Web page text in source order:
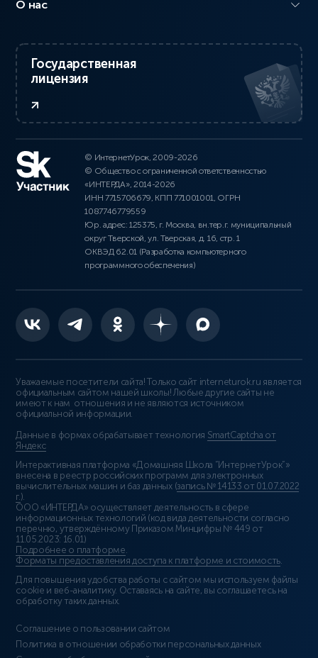
О нас
Государственная
лицензия
© ИнтернетУрок, 2009-2026
© Общество с ограниченной ответственностью
«ИНТЕРДА», 2014-2026
ИНН 7715706679, КПП 771001001, ОГРН
1087746779559
Юр. адрес: 125375, г. Москва, вн.тер.г. муниципальный
округ Тверской, ул. Тверская, д. 16, стр. 1
ОКВЭД 62.01 (Разработка компьютерного
программного обеспечения)
Уважаемые посетители сайта! Только сайт interneturok.ru является
официальным сайтом нашей школы! Любые другие сайты не
имеют к нам отношения и не являются источником
официальной информации.
Данные в формах обрабатывает технология SmartCaptcha от
Яндекс
Интерактивная платформа «Домашняя Школа “ИнтернетУрок”»
внесена в реестр российских программ для электронных
вычислительных машин и баз данных (запись № 14133 от 01.07.2022
г.).
ООО «ИНТЕРДА» осуществляет деятельность в сфере
информационных технологий (код вида деятельности согласно
перечню, утверждённому Приказом Минцифры № 449 от
11.05.2023: 16.01)
Подробнее о платформе.
Форматы предоставления доступа к платформе и стоимость.
Для повышения удобства работы с сайтом мы используем файлы
cookie и веб-аналитику. Оставаясь на сайте, вы соглашаетесь на
обработку таких данных.
Соглашение о пользовании сайтом
Политика в отношении обработки персональных данных